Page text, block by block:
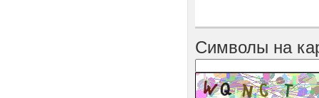
Символы на